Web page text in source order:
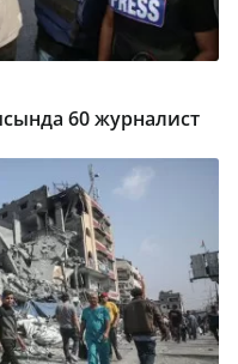
60 журналист